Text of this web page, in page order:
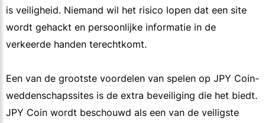
is veiligheid. Niemand wil het risico lopen dat een site
wordt gehackt en persoonlijke informatie in de
verkeerde handen terechtkomt.
Een van de grootste voordelen van spelen op JPY Coin-
weddenschapssites is de extra beveiliging die het biedt.
JPY Coin wordt beschouwd als een van de veiligste